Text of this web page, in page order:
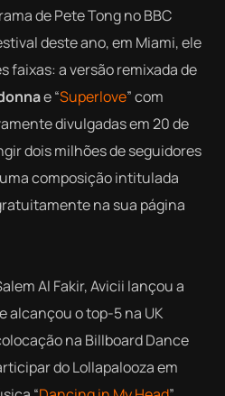
de Pete Tong no BBC
deste ano, em Miami, ele
faixas: a versão remixada de
e “Superlove” com
divulgadas em 20 de
dois milhões de seguidores
composição intitulada
na sua página
Al Fakir, Avicii lançou a
alcançou o top-5 na UK
na BillboardDance
do Lollapalooza em